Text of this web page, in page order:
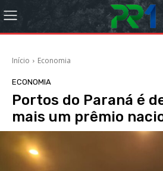
Início Economia
ECONOMIA
Portos do Paraná é
mais um prêmio